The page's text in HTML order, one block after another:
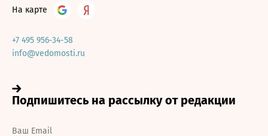
На карте
+7 495 956-34-58
info@vedomosti.ru